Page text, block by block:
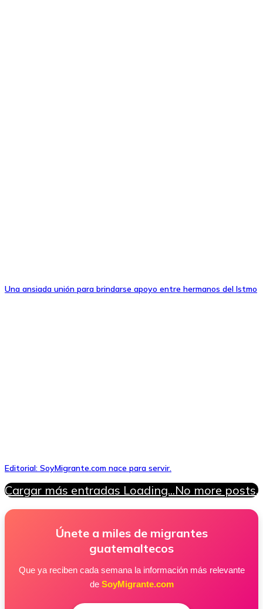
Una ansiada unión para brindarse apoyo entre hermanos del Istmo
Editorial: SoyMigrante.com nace para servir.
Cargar más entradas Loading...No more posts.
Únete a miles de migrantes
guatemaltecos
Que ya reciben cada semana la información más relevante
de SoyMigrante.com